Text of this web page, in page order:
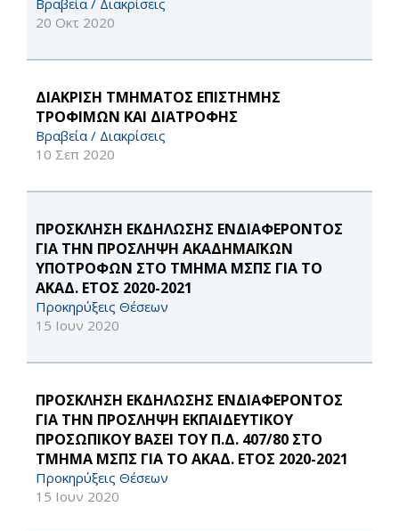
Βραβεία / Διακρίσεις
20 Οκτ 2020
ΔΙΑΚΡΙΣΗ ΤΜΗΜΑΤΟΣ ΕΠΙΣΤΗΜΗΣ
ΤΡΟΦΙΜΩΝ ΚΑΙ ΔΙΑΤΡΟΦΗΣ
Βραβεία / Διακρίσεις
10 Σεπ 2020
ΠΡΟΣΚΛΗΣΗ ΕΚΔΗΛΩΣΗΣ ΕΝΔΙΑΦΕΡΟΝΤΟΣ
ΓΙΑ ΤΗΝ ΠΡΟΣΛΗΨΗ ΑΚΑΔΗΜΑΪΚΩΝ
ΥΠΟΤΡΟΦΩΝ ΣΤΟ ΤΜΗΜΑ ΜΣΠΣ ΓΙΑ ΤΟ
ΑΚΑΔ. ΕΤΟΣ 2020-2021
Προκηρύξεις Θέσεων
15 Ιουν 2020
ΠΡΟΣΚΛΗΣΗ ΕΚΔΗΛΩΣΗΣ ΕΝΔΙΑΦΕΡΟΝΤΟΣ
ΓΙΑ ΤΗΝ ΠΡΟΣΛΗΨΗ ΕΚΠΑΙΔΕΥΤΙΚΟΥ
ΠΡΟΣΩΠΙΚΟΥ ΒΑΣΕΙ ΤΟΥ Π.Δ. 407/80 ΣΤΟ
ΤΜΗΜΑ ΜΣΠΣ ΓΙΑ ΤΟ ΑΚΑΔ. ΕΤΟΣ 2020-2021
Προκηρύξεις Θέσεων
15 Ιουν 2020